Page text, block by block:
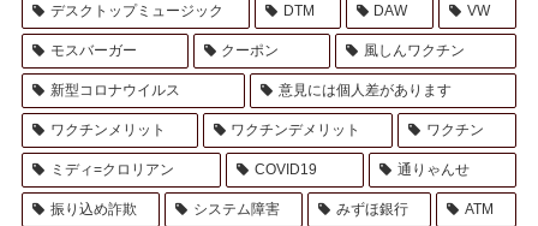
デスクトップミュージック DTM DAW VW
モスバーガー クーポン 風しんワクチン
新型コロナウイルス 意見には個人差があります
ワクチンメリット ワクチンデメリット ワクチン
ミディ=クロリアン COVID19 通りゃんせ
振り込め詐欺 システム障害 みずほ銀行 ATM